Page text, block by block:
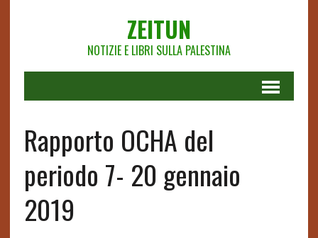
ZEITUN
NOTIZIE E LIBRI SULLA PALESTINA
Rapporto OCHA del
periodo 7- 20 gennaio
2019